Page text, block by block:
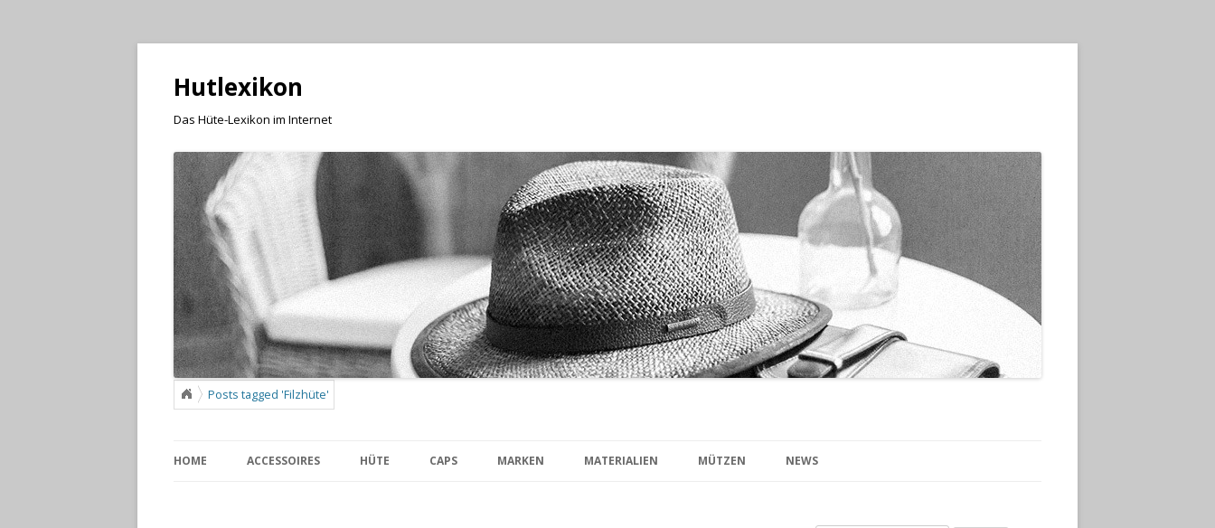
Hutlexikon
Das Hüte-Lexikon im Internet
Posts tagged 'Filzhüte'
HOME ACCESSOIRES HÜTE CAPS MARKEN MATERIALIEN MÜTZEN NEWS